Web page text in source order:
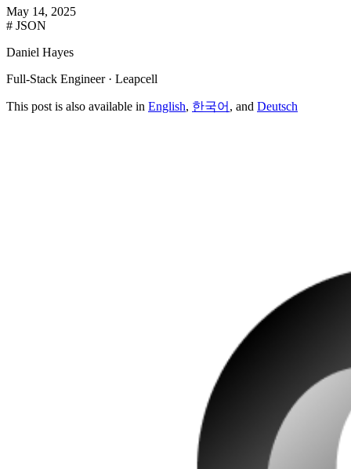
May 14, 2025
# JSON
Daniel Hayes
Full-Stack Engineer · Leapcell
This post is also available in English, 한국어 , and Deutsch